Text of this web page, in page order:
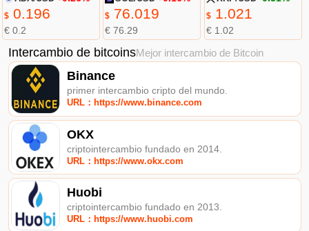
$0.196
€ 0.2
$ 76.019
€ 76.29
$1.021
€ 1.02
Intercambio de bitcoinsMejor intercambio de Bitcoin
Binance
primer intercambio cripto del mundo.
URL：https://www.binance.com
OKX
criptointercambio fundado en 2014.
URL：https://www.okx.com
Huobi
criptointercambio fundado en 2013.
URL：https://www.huobi.com